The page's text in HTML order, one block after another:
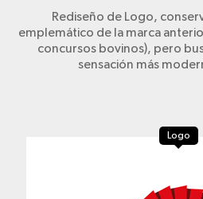
Rediseño de Logo,
emplemático de la marca
concursos bovinos), pero
sensación más
Logo